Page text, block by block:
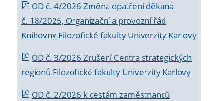
OD č. 4/2026 Změna opatření děkana
č. 18/2025, Organizační a provozní řád
Knihovny Filozofické fakulty Univerzity Karlovy
OD č. 3/2026 Zrušení Centra strategických
regionů Filozofické fakulty Univerzity Karlovy
OD č. 2/2026 k cestám zaměstnanců